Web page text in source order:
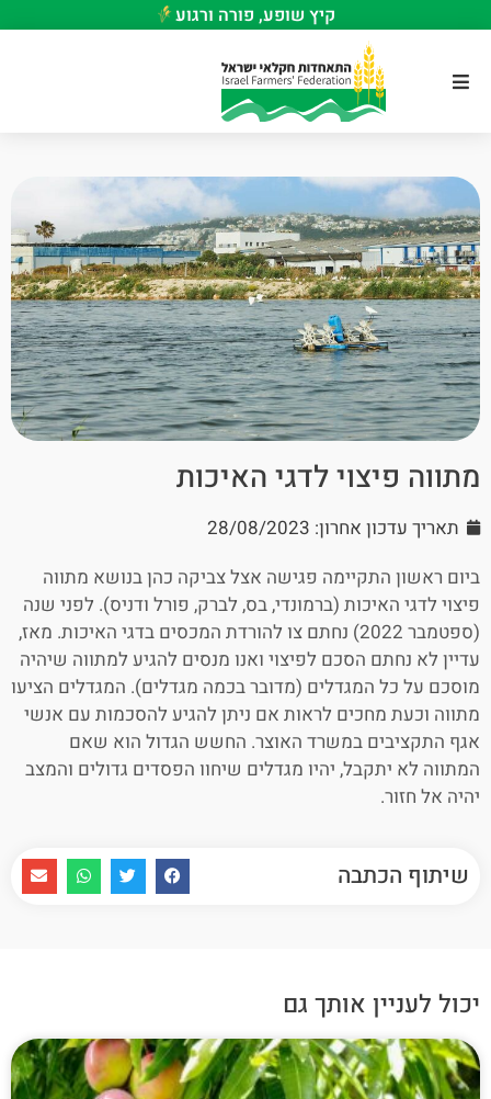
קיץ שופע, פורה ורגוע
מתווה פיצוי לדגי האיכות
תאריך עדכון אחרון: 28/08/2023
ביום ראשון התקיימה פגישה אצל צביקה כהן בנושא מתווה
פיצוי לדגי האיכות (ברמונדי, בס, לברק, פורל ודניס). לפני שנה
(ספטמבר 2022) נחתם צו להורדת המכסים בדגי האיכות. מאז,
עדיין לא נחתם הסכם לפיצוי ואנו מנסים להגיע למתווה שיהיה
מוסכם על כל המגדלים (מדובר בכמה מגדלים). המגדלים הציעו
מתווה וכעת מחכים לראות אם ניתן להגיע להסכמות עם אנשי
אגף התקציבים במשרד האוצר. החשש הגדול הוא שאם
המתווה לא יתקבל, יהיו מגדלים שיחוו הפסדים גדולים והמצב
יהיה אל חזור.
שיתוף הכתבה
יכול לעניין אותך גם